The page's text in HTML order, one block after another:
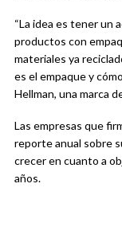
“La idea es tener un
productos con
materiales ya
es el empaque y
Hellman, una marca
Las empresas que
reporte anual sobre
crecer en cuanto a
años.